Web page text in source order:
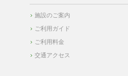
施設のご案内
ご利用ガイド
ご利用料金
交通アクセス